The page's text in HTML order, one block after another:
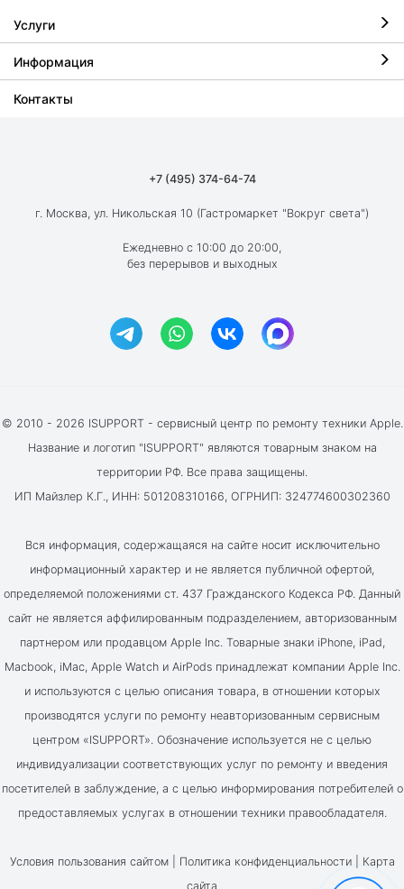
Услуги
Ремонт iPhone
Ремонт iPad
Ремонт AirPods
Информация
О компании
Вакансии
Акции и скидки
Контакты
+7 (495) 374-64-74
г. Москва, ул. Никольская 10 (Гастромаркет "Вокруг света")
Ежедневно с 10:00 до 20:00,
без перерывов и выходных
© 2010 - 2026 ISUPPORT - сервисный центр по ремонту техники Apple.
Название и логотип "ISUPPORT" являются товарным знаком на
территории РФ. Все права защищены.
ИП Майзлер К.Г., ИНН: 501208310166, ОГРНИП: 324774600302360
Вся информация, содержащаяся на сайте носит исключительно
информационный характер и не является публичной офертой,
определяемой положениями ст. 437 Гражданского Кодекса РФ. Данный
сайт не является аффилированным подразделением, авторизованным
партнером или продавцом Apple Inc. Товарные знаки iPhone, iPad,
Macbook, iMac, Apple Watch и AirPods принадлежат компании Apple Inc.
и используются с целью описания товара, в отношении которых
производятся услуги по ремонту неавторизованным сервисным
центром «ISUPPORT». Обозначение используется не с целью
индивидуализации соответствующих услуг по ремонту и введения
посетителей в заблуждение, а с целью информирования потребителей о
предоставляемых услугах в отношении техники правообладателя.
Условия пользования сайтом | Политика конфиденциальности| Карта
сайта